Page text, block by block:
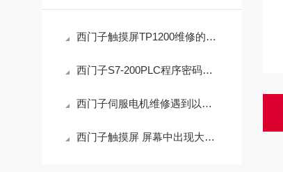
西门子触摸屏TP1200维修的常见故障及解决方法介绍！
西门子S7-200PLC程序密码忘记解密/无损破解方法
西门子伺服电机维修遇到以下三种现象，如何解决？
西门子触摸屏 屏幕中出现大黑点（原厂配件更换）